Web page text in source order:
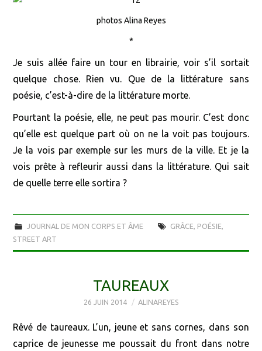
photos Alina Reyes
*
Je suis allée faire un tour en librairie, voir s’il sortait
quelque chose. Rien vu. Que de la littérature sans
poésie, c’est-à-dire de la littérature morte.
Pourtant la poésie, elle, ne peut pas mourir. C’est donc
qu’elle est quelque part où on ne la voit pas toujours.
Je la vois par exemple sur les murs de la ville. Et je la
vois prête à refleurir aussi dans la littérature. Qui sait
de quelle terre elle sortira ?
JOURNAL DE MON CORPS ET ÂME GRÂCE, POÉSIE,
STREET ART
TAUREAUX
26 JUIN 2014 ALINAREYES
Rêvé de taureaux. L’un, jeune et sans cornes, dans son
caprice de jeunesse me poussait du front dans notre